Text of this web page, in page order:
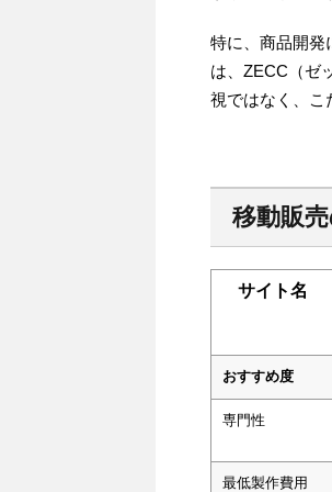
特に、商品開発
は、ZECC（ゼ
視ではなく、こ
移動販
サイト名
おすすめ度
専門性
最低製作費用